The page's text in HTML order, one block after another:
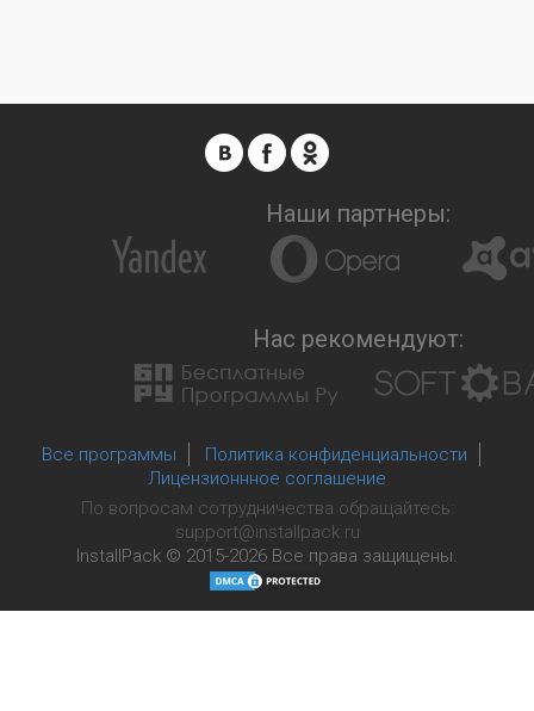
Наши партнеры:
Нас рекомендуют:
Все программы
Политика конфиденциальности
Лицензионнное соглашение
По вопросам сотрудничества обращайтесь:
support@installpack.ru
InstallPack © 2015-2026 Все права защищены.